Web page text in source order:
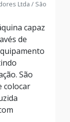
Ltda / São
capaz
de
São
colocar